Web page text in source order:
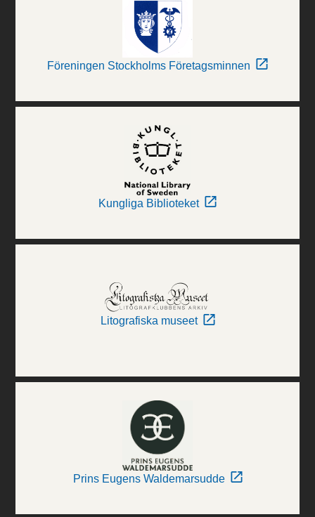
Föreningen Stockholms Företagsminnen
Kungliga Biblioteket
Litografiska museet
Prins Eugens Waldemarsudde